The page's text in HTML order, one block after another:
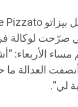
صرّحت لوكالة
الأربعاء:
العدالة ما
لي”.